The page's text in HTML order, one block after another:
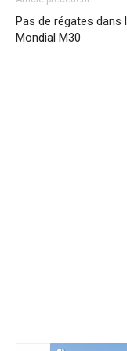
Pas de régates dans
Mondial M30